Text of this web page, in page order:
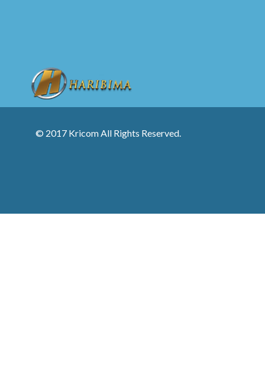
© 2017 Kricom All Rights Reserved.